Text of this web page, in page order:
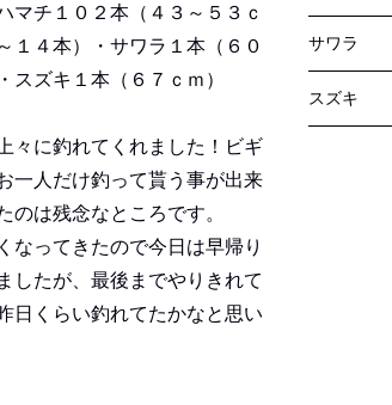
マチ１０２本（４３～５３ｃ
１４本）・サワラ１本（６０
スズキ１本（６７ｃｍ）
々に釣れてくれました！ビギ
一人だけ釣って貰う事が出来
のは残念なところです。
なってきたので今日は早帰り
したが、最後までやりきれて
日くらい釣れてたかなと思い
サワラ
スズキ